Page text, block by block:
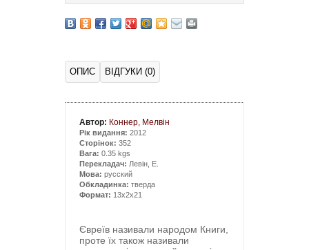
ОПИС ВІДГУКИ (0)
Автор: Коннер, Мелвін
Рік видання: 2012
Сторінок: 352
Вага: 0.35 kgs
Перекладач: Левін, Е.
Мова: русский
Обкладинка: тверда
Формат: 13x2x21
Євреїв називали народом Книги,
проте їх також називали